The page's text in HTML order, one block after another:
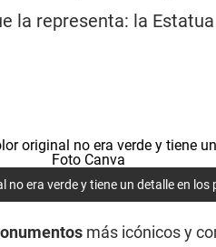
la representa: la
no era verde y tiene un detalle en
más icónicos y